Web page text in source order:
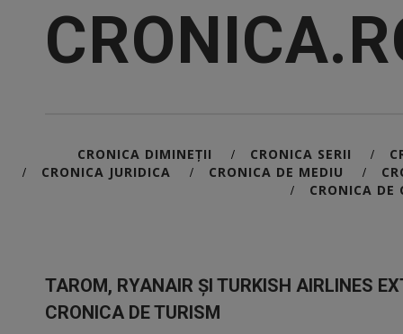
CRONICA DIMINEȚII / CRONICA SERII /
/ CRONICA JURIDICA / CRONICA DE MEDIU /
/ CRONICA DE
TAROM, RYANAIR ȘI TURKISH AIRLINES
CRONICA DE TURISM